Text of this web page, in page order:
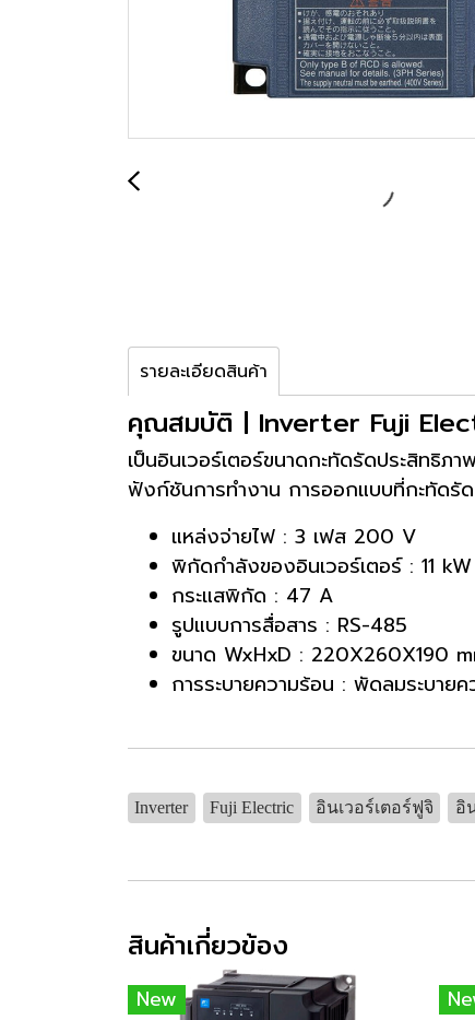
รายละเอียดสินค้า
คุณสมบัติ | Inverter Fuji
เป็นอินเวอร์เตอร์ขนาดกะทัดรัดประสิทธิ
ฟังก์ชันการทำงาน การออกแบบที่กะทัดรัด
แหล่งจ่ายไฟ : 3 เฟส 200 V
พิกัดกำลังของอินเวอร์เตอร์ : 11 kW
กระแสพิกัด : 47 A
รูปแบบการสื่อสาร : RS-485
ขนาด WxHxD : 220X260X190
การระบายความร้อน : พัดลมระบายค
Inverter Fuji Electric อินเวอร์เตอร์ฟูจิ อิ
สินค้าเกี่ยวข้อง
New